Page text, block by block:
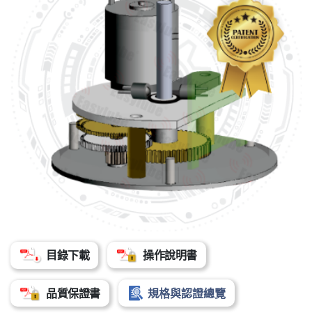
目錄下載 操作說明書
品質保證書 規格與認證總覽